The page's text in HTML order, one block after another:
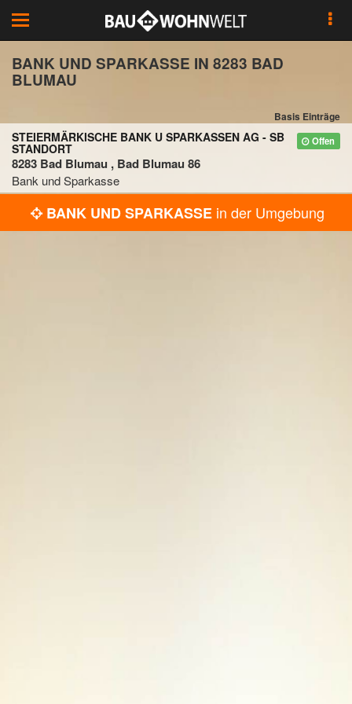
Toggle
navigation
BANK UND SPARKASSE IN 8283 BAD
BLUMAU
Basis Einträge
Offen
STEIERMÄRKISCHE BANK U SPARKASSEN AG - SB
STANDORT
8283 Bad Blumau , Bad Blumau 86
Bank und Sparkasse
BANK UND SPARKASSE in der Umgebung